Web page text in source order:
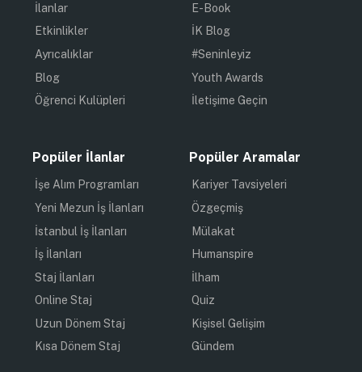
İlanlar
Etkinlikler
Ayrıcalıklar
Blog
Öğrenci Kulüpleri
E-Book
İK Blog
#Seninleyiz
Youth Awards
İletişime Geçin
Popüler İlanlar
İşe Alım Programları
Yeni Mezun İş İlanları
İstanbul İş İlanları
İş İlanları
Staj İlanları
Online Staj
Uzun Dönem Staj
Kısa Dönem Staj
Popüler Aramalar
Kariyer Tavsiyeleri
Özgeçmiş
Mülakat
Humanspire
İlham
Quiz
Kişisel Gelişim
Gündem